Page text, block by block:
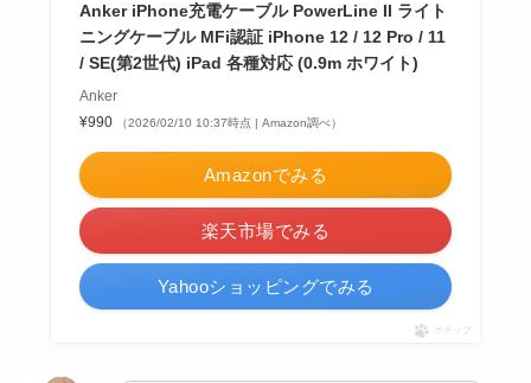
Anker iPhone充電ケーブル PowerLine II ライト
ニングケーブル MFi認証 iPhone 12 / 12 Pro / 11
/ SE(第2世代) iPad 各種対応 (0.9m ホワイト)
Anker
¥990
（2026/02/10 10:37時点 | Amazon調べ）
Amazonでみる
楽天市場でみる
Yahooショッピングでみる
ポチップ